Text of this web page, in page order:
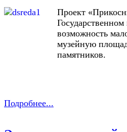
Проект
возможность
музейную
памятников.
Подробнее...